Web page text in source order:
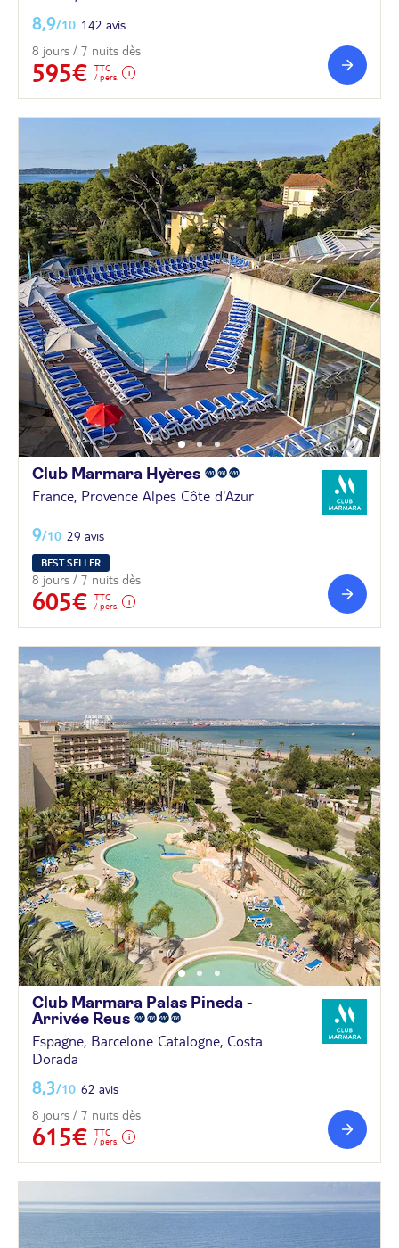
8,9/10 142 avis
8 jours / 7 nuits dès
595€
TTC
/ pers.
Club Marmara Hyères
France, Provence Alpes Côte d'Azur
9/10 29 avis
BEST SELLER
8 jours / 7 nuits dès
605€
TTC
/ pers.
Club Marmara Palas Pineda -
Arrivée Reus
Espagne, Barcelone Catalogne, Costa
Dorada
8,3/10 62 avis
8 jours / 7 nuits dès
615€
TTC
/ pers.